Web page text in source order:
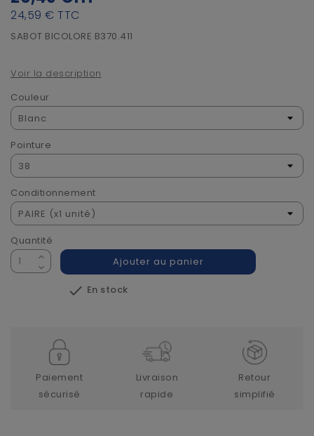
24,59 € TTC
SABOT BICOLORE B370.411
Voir la description
Couleur
Pointure
Conditionnement
Quantité
Ajouter au panier
 En stock
Paiement
sécurisé
Livraison
rapide
Retour
simplifié